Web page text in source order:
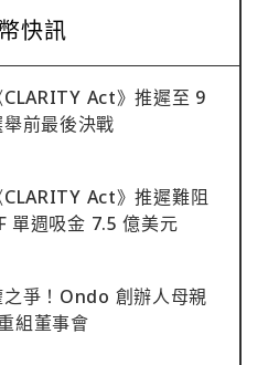
快訊
Act》推遲至 9
前最後決戰
Act》推遲難阻
單週吸金 7.5 億美元
爭！Ondo 創辦人母親
組董事會